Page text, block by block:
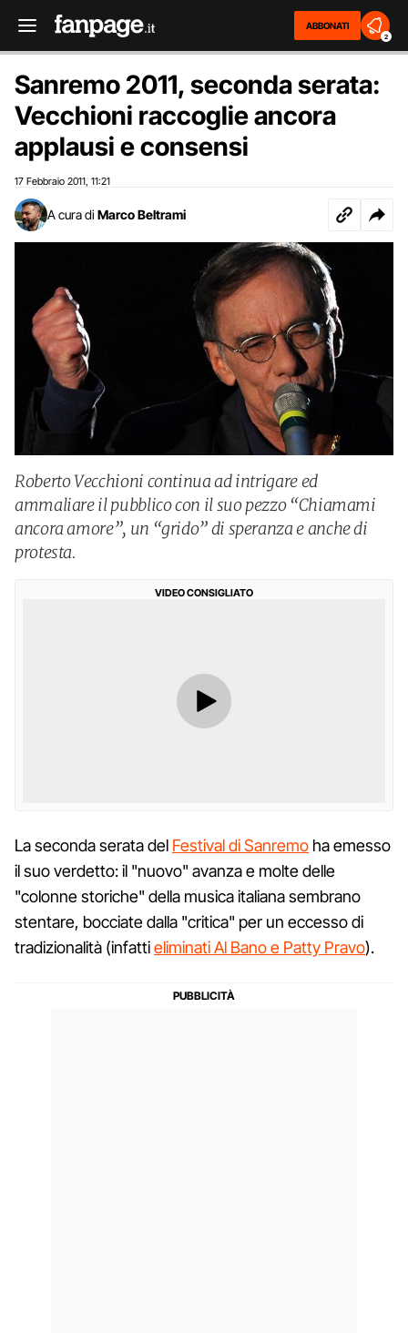
ABBONATI
2
Sanremo 2011, seconda serata:
Vecchioni raccoglie ancora
applausi e consensi
17 Febbraio 2011 11:21
A cura di Marco Beltrami
Roberto Vecchioni continua ad intrigare ed
ammaliare il pubblico con il suo pezzo “Chiamami
ancora amore”, un “grido” di speranza e anche di
protesta.
VIDEO CONSIGLIATO
La seconda serata del Festival di Sanremo ha emesso
il suo verdetto: il "nuovo" avanza e molte delle
"colonne storiche" della musica italiana sembrano
stentare, bocciate dalla "critica" per un eccesso di
tradizionalità (infattieliminati Al Bano e Patty Pravo).